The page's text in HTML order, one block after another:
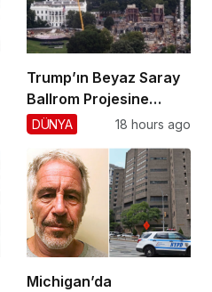
Trump’ın Beyaz Saray
Ballrom Projesine
Durdurma
DÜNYA 18 hours ago
Michigan’da